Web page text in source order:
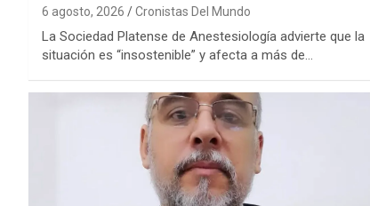
6 agosto, 2026 Cronistas Del Mundo
La Sociedad Platense de Anestesiología advierte que la
situación es “insostenible” y afecta a más de…